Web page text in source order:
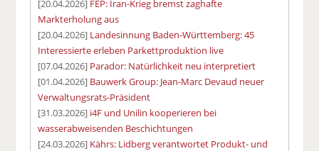
[20.04.2026] FEP: Iran-Krieg bremst zaghafte
Markterholung aus
[20.04.2026] Landesinnung Baden-Württemberg: 45
Interessierte erleben Parkettproduktion live
[07.04.2026] Parador: Natürlichkeit neu interpretiert
[01.04.2026] Bauwerk Group: Jean-Marc Devaud neuer
Verwaltungsrats-Präsident
[31.03.2026] i4F und Unilin kooperieren bei
wasserabweisenden Beschichtungen
[24.03.2026] Kährs: Lidberg verantwortet Produkt- und